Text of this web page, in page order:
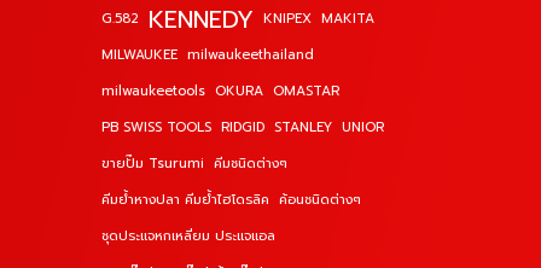
G.582 KENNEDY KNIPEX MAKITA
MILWAUKEE milwaukeethailand
milwaukeetools OKURA OMASTAR
PB SWISS TOOLS RIDGID STANLEY UNIOR
ขายปั๊ม Tsurumi คีมชนิดต่างๆ
คีมย้ำหางปลา คีมย้ำไฮโดรลิค ค้อนชนิดต่างๆ
ชุดประแจหกเหลี่ยม ประแจแอล